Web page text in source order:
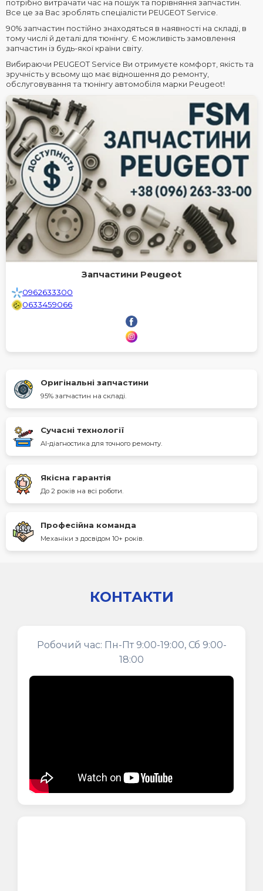
потрібно витрачати час на пошук та порівняння запчастин.
Все це за Вас зроблять спеціалісти PEUGEOT Service.
90% запчастин постійно знаходяться в наявності на складі, в
тому числі й деталі для тюнінгу. Є можливість замовлення
запчастин із будь-якої країни світу.
Вибираючи PEUGEOT Service Ви отримуєте комфорт, якість та
зручність у всьому що має відношення до ремонту,
обслуговування та тюнінгу автомобіля марки Peugeot!
Запчастини Peugeot
0962633300
0633459066
Оригінальні запчастини
95% запчастин на складі.
Сучасні технології
AI-діагностика для точного ремонту.
Якісна гарантія
До 2 років на всі роботи.
Професійна команда
Механіки з досвідом 10+ років.
КОНТАКТИ
Робочий час: Пн-Пт 9:00-19:00, Сб 9:00-
18:00